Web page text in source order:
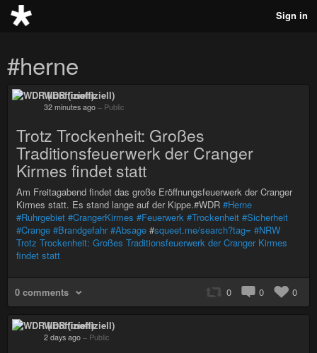
Sign in
#herne
WDR (inoffiziell)
32 minutes ago – Public
Trotz Trockenheit: Großes
Traditionsfeuerwerk der Cranger
Kirmes findet statt
Am Freitagabend findet das große Eröffnungsfeuerwerk der Cranger
Kirmes statt. Es stand lange auf der Kippe.#WDR #Herne
#Ruhrgebiet #CrangerKirmes #Feuerwerk #Trockenheit #Sicherheit
#Crange #Brandgefahr #Absage #squeet.me/search?tag= #NRW
Trotz Trockenheit: Großes Traditionsfeuerwerk der Cranger Kirmes
findet statt
0 comments 0 0 0
WDR (inoffiziell)
2 days ago – Public